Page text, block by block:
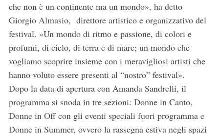
che non è un continente ma un mondo», ha detto
Giorgio Almasio, direttore artistico e organizzativo del
festival. «Un mondo di ritmo e passione, di colori e
profumi, di cielo, di terra e di mare; un mondo che
vogliamo scoprire insieme con i meravigliosi artisti che
hanno voluto essere presenti al “nostro” festival».
Dopo la data di apertura con Amanda Sandrelli, il
programma si snoda in tre sezioni: Donne in Canto,
Donne in Off con gli eventi speciali fuori programma e
Donne in Summer, ovvero la rassegna estiva negli spazi